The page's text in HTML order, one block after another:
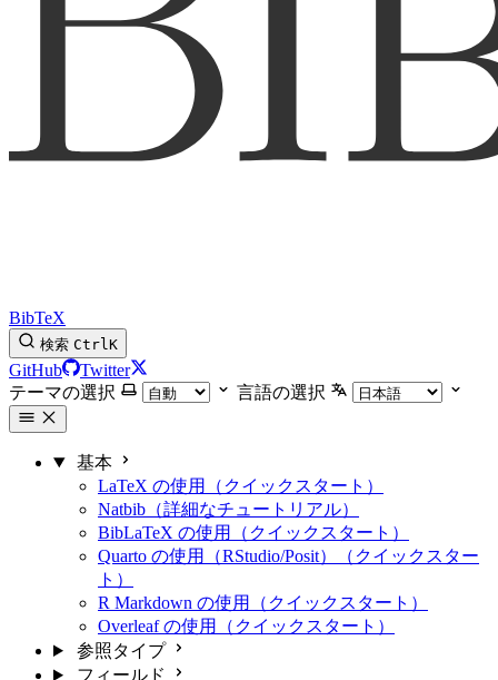
BibTeX
検索 CtrlK
GitHub
Twitter
テーマの選択
言語の選択
基本
LaTeX の使用（クイックスタート）
Natbib（詳細なチュートリアル）
BibLaTeX の使用（クイックスタート）
Quarto の使用（RStudio/Posit）（クイックスター
ト）
R Markdown の使用（クイックスタート）
Overleaf の使用（クイックスタート）
参照タイプ
フィールド